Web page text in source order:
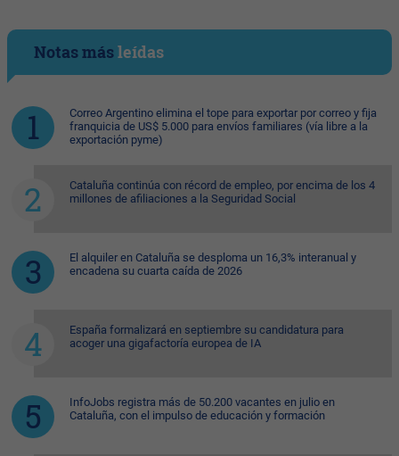
Notas másleídas
Correo Argentino elimina el tope para exportar por correo y fija
franquicia de US$ 5.000 para envíos familiares (vía libre a la
exportación pyme)
Cataluña continúa con récord de empleo, por encima de los 4
millones de afiliaciones a la Seguridad Social
El alquiler en Cataluña se desploma un 16,3% interanual y
encadena su cuarta caída de 2026
España formalizará en septiembre su candidatura para
acoger una gigafactoría europea de IA
InfoJobs registra más de 50.200 vacantes en julio en
Cataluña, con el impulso de educación y formación